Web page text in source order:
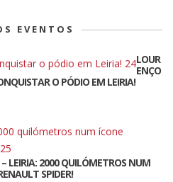
EVENTOS
LOUR
ENÇO
O PÓDIO EM LEIRIA!
LEIRIA: 2000 QUILÓMETROS NUM
SPIDER!